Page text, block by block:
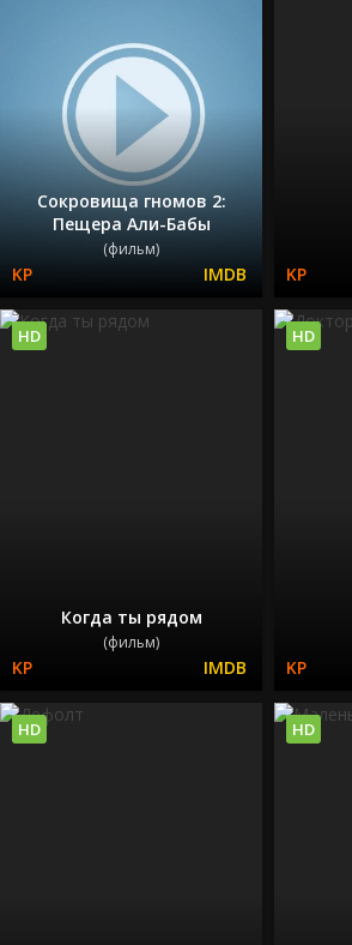
Сокровища гномов 2:
Пещера Али-Бабы
(фильм)
Когда ты рядом
(фильм)
HD HD
HD HD